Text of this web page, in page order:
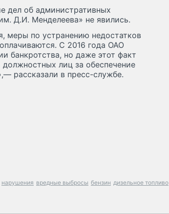
дел об административных
Д.И. Менделеева» не явились.
меры по устранению недостатков
С 2016 года ОАО
банкротства, но даже этот факт
лиц за обеспечение
рассказали в пресс-службе.
нарушения вредные выбросы бензин дизельное топливо